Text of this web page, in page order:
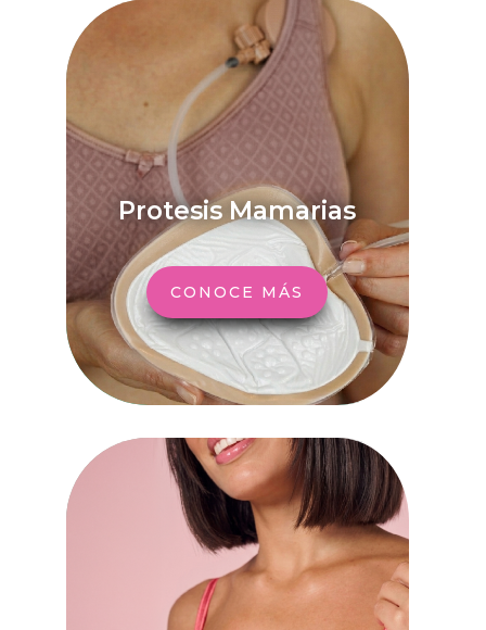
Protesis Mamarias
CONOCE MÁS